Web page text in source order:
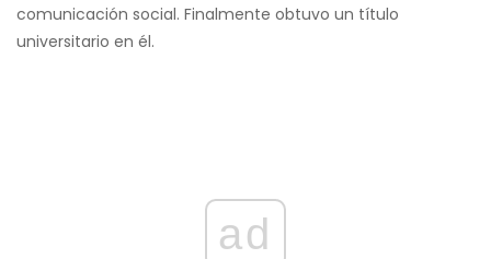
comunicación social. Finalmente obtuvo un título
universitario en él.
ad